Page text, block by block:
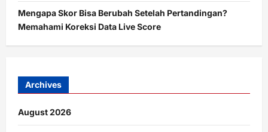
Mengapa Skor Bisa Berubah Setelah Pertandingan?
Memahami Koreksi Data Live Score
Archives
August 2026